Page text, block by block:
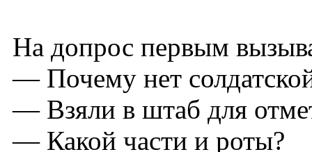
На допрос первым
— Почему нет
— Взяли в штаб для
— Какой части и роты?